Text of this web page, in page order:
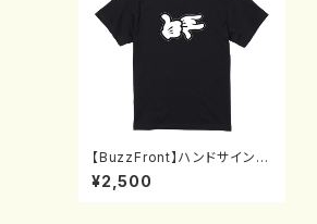
【BuzzFront】ハンドサインT
シャツ黒(S〜XL)
¥2,500